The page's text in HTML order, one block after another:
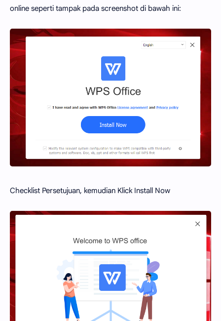
online seperti tampak pada screenshot di bawah ini:
Checklist Persetujuan, kemudian Klick Install Now